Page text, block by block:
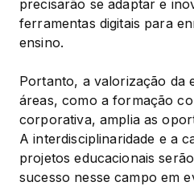
precisarão se adaptar e
ferramentas digitais para
ensino.
Portanto, a valorização da
áreas, como a formação
corporativa, amplia as
A interdisciplinaridade e a
projetos educacionais
sucesso nesse campo em